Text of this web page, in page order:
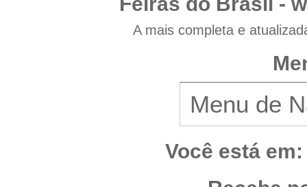
A mais completa e
Você está em: